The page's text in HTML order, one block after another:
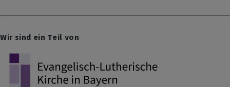
Wir sind ein Teil von